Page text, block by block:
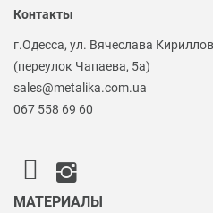
Контакты
г.Одесса, ул. Вячеслава
(переулок Чапаева, 5а)
sales@metalika.com.ua
067 558 69 60
МАТЕРИАЛЫ